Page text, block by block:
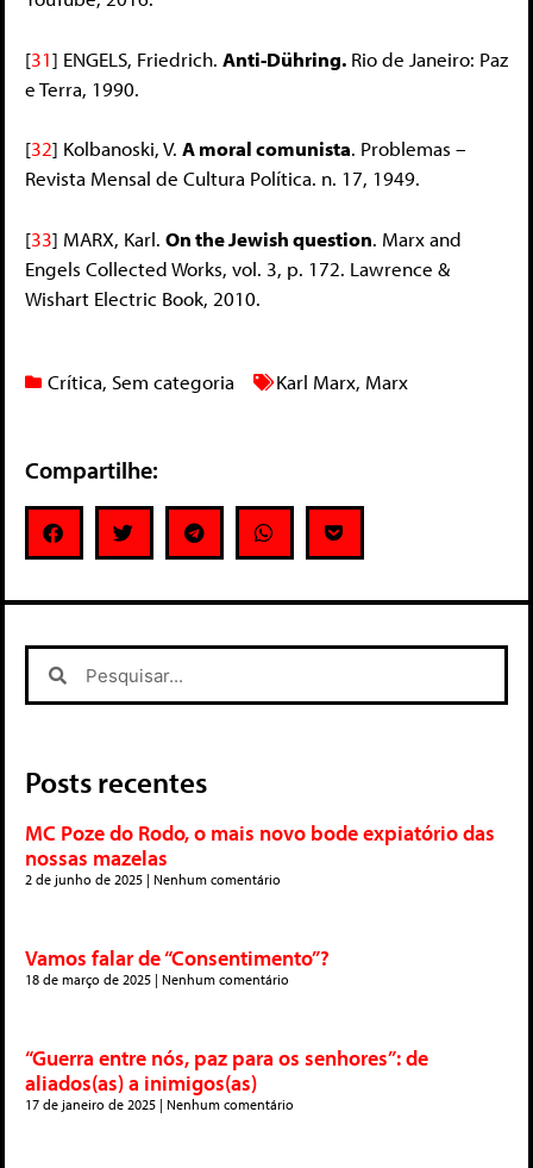
[31] ENGELS, Friedrich. Anti-Dühring. Riode Janeiro: Paz
eTerra, 1990.
[32] Kolbanoski, V. A moral comunista. Problemas –
Revista Mensal de Cultura Política. n. 17, 1949.
[33] MARX, Karl. On the Jewish question. Marx and
Engels Collected Works, vol. 3, p. 172. Lawrence &
Wishart Electric Book, 2010.
Crítica, Sem categoria Karl Marx, Marx
Compartilhe:
Posts recentes
MC Poze do Rodo, o mais novo bode expiatório das
nossas mazelas
2 de junho de 2025 Nenhum comentário
Vamos falar de “Consentimento”?
18 de março de 2025 Nenhum comentário
“Guerra entre nós, paz para os senhores”: de
aliados(as) a inimigos(as)
17 de janeiro de 2025 Nenhum comentário